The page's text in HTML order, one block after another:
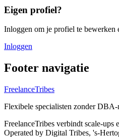
Eigen profiel?
Inloggen om je profiel te bewerken
Inloggen
Footer navigatie
FreelanceTribes
Flexibele specialisten zonder
FreelanceTribes verbindt scale-
Operated by Digital Tribes, 's-